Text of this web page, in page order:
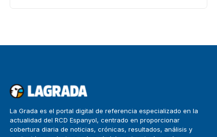
La Grada es el portal digital de referencia especializado en la
actualidad del RCD Espanyol, centrado en proporcionar
cobertura diaria de noticias, crónicas, resultados, análisis y